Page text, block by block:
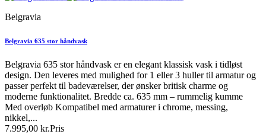
Belgravia
Belgravia 635 stor håndvask
Belgravia 635 stor håndvask er en elegant klassisk vask i tidløst
design. Den leveres med mulighed for 1 eller 3 huller til armatur og
passer perfekt til badeværelser, der ønsker britisk charme og
moderne funktionalitet. Bredde ca. 635 mm – rummelig kumme
Med overløb Kompatibel med armaturer i chrome, messing,
nikkel,...
7.995,00 kr.Pris